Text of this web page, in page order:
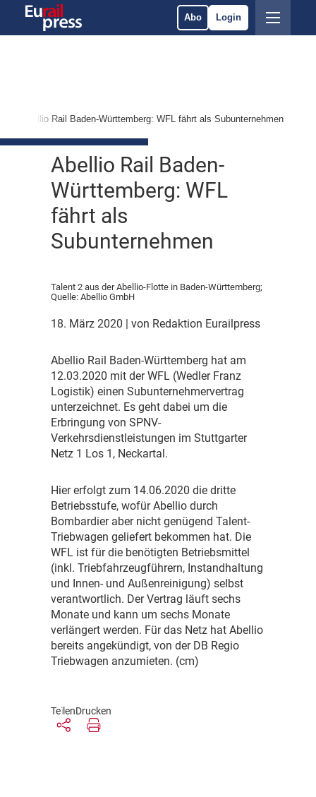
Abo Login
Abellio Rail Baden-Württemberg: WFL fährt als Subunternehmen
Abellio Rail Baden-
Württemberg: WFL
fährt als
Subunternehmen
Talent 2 aus der Abellio-Flotte in Baden-Württemberg;
Quelle: Abellio GmbH
18. März 2020 | von Redaktion Eurailpress
Abellio Rail Baden-Württemberg hat am
12.03.2020 mit der WFL (Wedler Franz
Logistik) einen Subunternehmervertrag
unterzeichnet. Es geht dabei um die
Erbringung von SPNV-
Verkehrsdienstleistungen im Stuttgarter
Netz 1 Los 1, Neckartal.
Hier erfolgt zum 14.06.2020 die dritte
Betriebsstufe, wofür Abellio durch
Bombardier aber nicht genügend Talent-
Triebwagen geliefert bekommen hat. Die
WFL ist für die benötigten Betriebsmittel
(inkl. Triebfahrzeugführern, Instandhaltung
und Innen- und Außenreinigung) selbst
verantwortlich. Der Vertrag läuft sechs
Monate und kann um sechs Monate
verlängert werden. Für das Netz hat Abellio
bereits angekündigt, von der DB Regio
Triebwagen anzumieten. (cm)
TeilenDrucken